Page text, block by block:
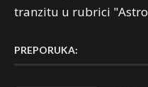
tranzitu u rubrici
PREPORUKA: